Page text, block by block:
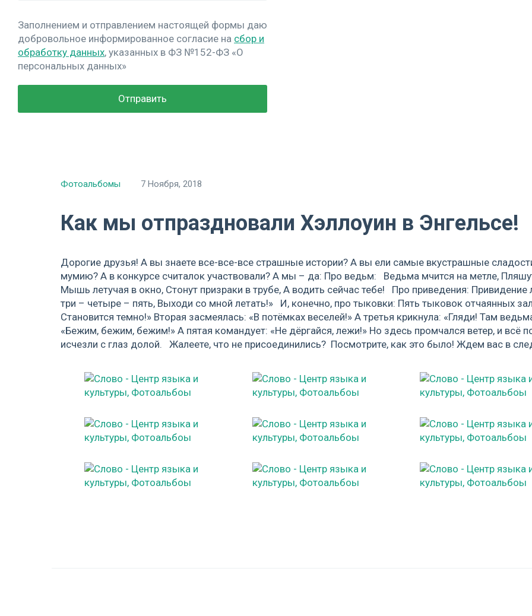
Заполнением и отправлением настоящей формы даю
добровольное информированное согласие на сбор и
обработку данных, указанных в ФЗ №152-ФЗ «О
персональных данных»
Фотоальбомы 7 Ноября, 2018
Как мы отпраздновали Хэллоуин в Энгельсе!
Дорогие друзья! А вы знаете все-все-все страшные истории? А вы ели самые вкустрашные
мумию? А в конкурсе считалок участвовали? А мы – да: Про ведьм: Ведьма мчится на метле,
Мышь летучая в окно, Стонут призраки в трубе, А водить сейчас тебе! Про приведения: Привидение
три – четыре – пять, Выходи со мной летать!» И, конечно, про тыковки: Пять тыковок отчаянных
Становится темно!» Вторая засмеялась: «В потёмках веселей!» А третья крикнула: «Гляди! Там
«Бежим, бежим, бежим!» А пятая командует: «Не дёргайся, лежи!» Но здесь промчался ветер, и всё
исчезли с глаз долой. Жалеете, что не присоединились? Посмотрите, как это было! Ждем вас в